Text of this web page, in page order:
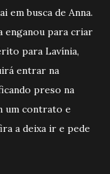
em busca de Anna.
enganou para criar
para Lavínia,
entrar na
preso na
um contrato e
a deixa ir e pede